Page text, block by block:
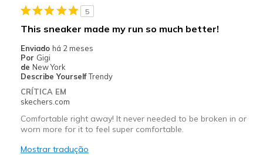
View On Shoes
I'm Into Shoes
5
This sneaker made my run so much better!
Enviado há 2 meses
Por Gigi
de New York
Describe YourselfTrendy
CRÍTICA EM
skechers.com
Comfortable right away! It never needed to be broken in or
worn more for it to feel super comfortable.
Mostrar tradução